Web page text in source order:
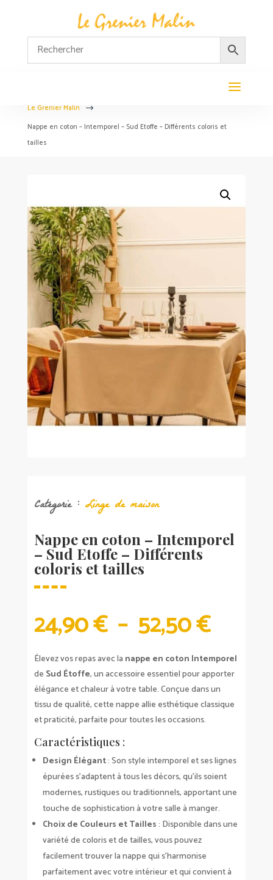
Le Grenier Malin $
Nappe en coton – Intemporel – Sud Etoffe – Différents coloris et
tailles
Catégorie : Linge de maison
Nappe en coton – Intemporel
– Sud Etoffe – Différents
coloris et tailles
24,90€ – 52,50€DE
PRIX :
À
52,50
Élevez vos repas avec la nappe en coton Intemporel
de Sud Étoffe, un accessoire essentiel pour apporter
élégance et chaleur à votre table. Conçue dans un
tissu de qualité, cette nappe allie esthétique classique
et praticité, parfaite pour toutes les occasions.
Caractéristiques :
Design Élégant: Son style intemporel et ses lignes
épurées s’adaptent à tous les décors, qu’ils soient
modernes, rustiques ou traditionnels, apportant une
touche de sophistication à votre salle à manger.
Choix de Couleurs et Tailles: Disponible dans une
variété de coloris et de tailles, vous pouvez
facilement trouver la nappe qui s’harmonise
parfaitement avec votre intérieur et qui convient à